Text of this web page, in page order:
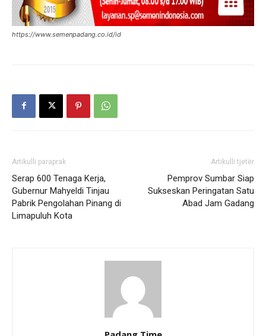
https://www.semenpadang.co.id/id
Artikulli paraprak
Serap 600 Tenaga Kerja,
Gubernur Mahyeldi Tinjau
Pabrik Pengolahan Pinang di
Limapuluh Kota
Artikulli tjetër
Pemprov Sumbar Siap
Sukseskan Peringatan Satu
Abad Jam Gadang